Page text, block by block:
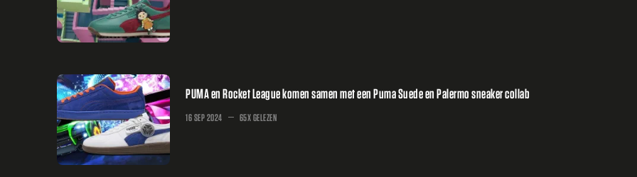
PUMA en Rocket League komen samen met een Puma Suede en Palermo sneaker collab
16 SEP 2024 65X GELEZEN